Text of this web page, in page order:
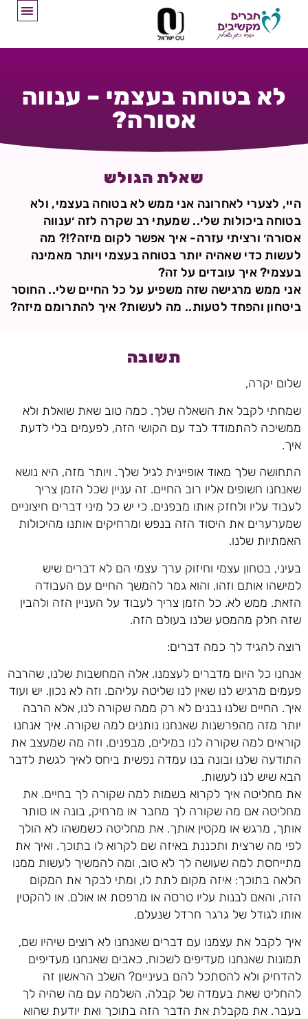
לא בטוחה בעצמי – ענווה
אסורה?
שאלת הגולש
היי, לצערי לאחרונה אני ממש לא בטוחה בעצמי, ולא
בטוחה ביכולות שלי.. שמעתי רב שקרה לזה ׳ענווה
אסורה׳ ורציתי עזרה- איך אפשר לקום מיזה?!? מה
לעשות כדי שאהיה יותר בטוחה בעצמי ויותר מאמינה
בעצמי? איך עובדים על זה?
אני ממש מרגישה שזה משפיע על כל החיים שלי.. החוסר
ביטחון והפחד לטעות.. מה לעשות? איך להתרומם מיזה?
תשובה
שלום יקרה,
שמחתי לקבל את השאלה שלך. כמה טוב שאת שואלת ולא
ממשיכה להתמודד לבד עם הקושי הזה, לפעמים בלי לדעת
איך.
התחושה שלך מאוד אופיינית לגיל שלך. ויותר מזה, היא נושא
שאנחנו חשופים אליו רוב החיים. זה עניין שכל הזמן צריך
לעבוד עליו ולחזק אותו מבפנים. כי יש כל מיני דברים חיצוניים
שמערערים את היסוד הזה בנפש ומרחיקים אותנו מהיכולות
האמתיות שלנו.
בעיני, בטחון עצמי וחיזוק ערך עצמי הם לא דברים שיש
למישהו אותם וזהו, והוא גמר להמשך החיים עם העבודה
הזאת. ממש לא. כל הזמן צריך לעבוד על העניין הזה ולהבין
שזה חלק מהמסע שלנו בעולם הזה.
רוצה להגיד לך כמה דברים:
אנחנו כל היום מדברים לעצמנו. אלה המחשבות שלנו, שהרבה
פעמים מרגיש לנו שאין לנו שליטה עליהם. וזה לא נכון. יש ועוד
איך. החיים שלנו נבנים לא רק ממה שקורה לנו, אלא הרבה
יותר מזה מהפרשנות שאנחנו נותנים למה שקורה. איך אנחנו
קוראים למה שקורה לנו במילים, מבפנים. וזה מה שמעצב את
התודעה שלנו ובונה בנו עמדה נפשית ביחס לאיך לגשת לדבר
הבא שיש לנו לעשות.
את מחליטה איך לקרוא בשמות למה שקורה לך בחיים. את
מחליטה אם מה שקורה לך מחבר או מרחיק, בונה או סותר
אותך, מרגש או מקטין אותך. את מחליטה כשמשהו לא הולך
לפי מה שרצית ותכננת באיזה שם לקרוא לו בתוכך. ואיך את
מתייחסת למה שעושה לך לא טוב, ומה להמשיך לעשות ממנו
הלאה בתוכך: איזה מקום לתת לו, ומתי לבקר את המקום
הזה, והאם לבנות עליו טרסה או מרפסת או אולם. או להקטין
אותו לגודל של גרגר חרדל שנעלם.
איך לקבל את עצמנו עם דברים שאנחנו לא רוצים שיהיו שם,
תמונות שאנחנו מעדיפים לשכוח, כאבים שאנחנו מעדיפים
להדחיק ולא להסתכל להם בעיניים? השלב הראשון זה
להחליט שאת בעמדה של קבלה, השלמה עם מה שהיה לך
בעבר. את מקבלת את הדבר הזה בתוכך ואת יודעת שהוא